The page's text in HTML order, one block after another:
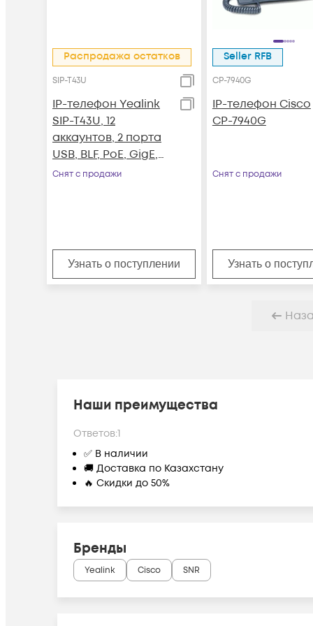
Распродажа остатков
SIP-T43U
IP-телефон Yealink
SIP-T43U, 12
аккаунтов, 2 порта
USB, BLF, PoE, GigE,
без БП
Снят с продажи
Узнать о поступлении
Seller RFB
CP-7940G
IP-телефон Cisco
CP-7940G
Снят с продажи
Узнать о
Наши преимущества
Ответов:1
✅ В наличии
🚚 Доставка по Казахстану
🔥 Скидки до 50%
Бренды
Yealink Cisco SNR